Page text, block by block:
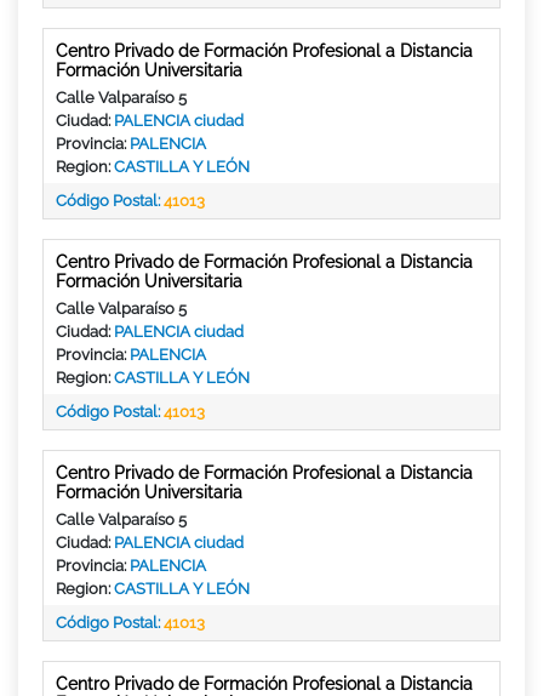
Centro Privado de Formación Profesional a Distancia
Formación Universitaria
Calle Valparaíso 5
Ciudad: PALENCIA ciudad
Provincia: PALENCIA
Region:CASTILLA Y LEÓN
Código Postal:41013
Centro Privado de Formación Profesional a Distancia
Formación Universitaria
Calle Valparaíso 5
Ciudad: PALENCIA ciudad
Provincia: PALENCIA
Region:CASTILLA Y LEÓN
Código Postal:41013
Centro Privado de Formación Profesional a Distancia
Formación Universitaria
Calle Valparaíso 5
Ciudad: PALENCIA ciudad
Provincia: PALENCIA
Region:CASTILLA Y LEÓN
Código Postal:41013
Centro Privado de Formación Profesional a Distancia